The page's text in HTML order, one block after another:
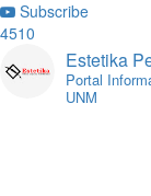
Subscribe
4510
Estetika
Portal
UNM